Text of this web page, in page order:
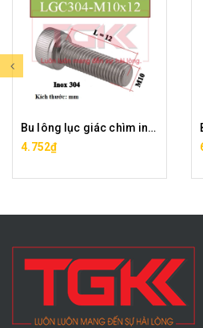
Bu lông lục giác chìm inox 304-M10x12
4.752₫